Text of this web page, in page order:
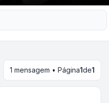
1 mensagem • Página1de1